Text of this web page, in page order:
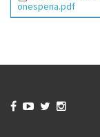
onespena.pdf
   